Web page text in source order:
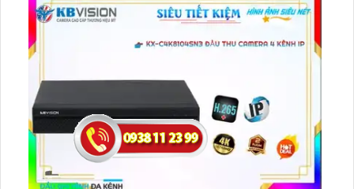
sản phẩm giúp chống trộm hiệu quả, phân biệt mặt người
và dữ liệu H